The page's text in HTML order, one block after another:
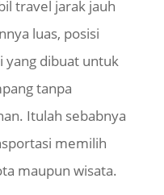
travel jarak jauh
luas, posisi
yang dibuat untuk
tanpa
Itulah sebabnya
memilih
maupun wisata.